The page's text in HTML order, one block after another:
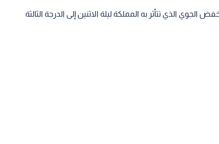
الذي تتأثر به المملكة ليلة الاثنين إلى الدرجة الثالثة